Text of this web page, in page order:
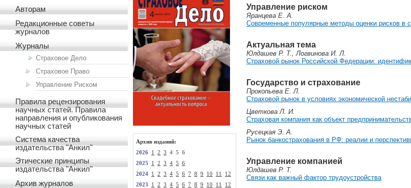
Авторам
Редакционные советы
журналов
Журналы
Страховое Дело
Страховое Право
Управление Риском
Правила рецензирования
научных статей. Правила
направления и опубликования
научных статей
Система качества
издательства "Анкил"
Этические принципы
издательства "Анкил"
Архив журналов
Архив изданий:
2026
1 2 3 4 5 6
2025
1 2 3 4 5
6
2024
1 2 3 4 5 6 7 8 9 10 11
12
2023
1 2 3 4 5 6 7 8 9 10 11
12
Управление риском
Яранцева Е. А.
Современные популярные методы оценки рисков в
Актуальная тема
Юлдашев Р. Т., Логвинова И. Л.
Страховой рынок Российской Федерации:
Государство и страхование
Прокопьева Е. Л.
Страховой рынок в условиях экономической
Цветкова Л. И.
Страховая компания как объект
Русецкая Э. А.
Рынок банкострахования в РФ: реалии и
Управление компанией
Юлдашев Р. Т.
Связи как важный фактор трудоустройства